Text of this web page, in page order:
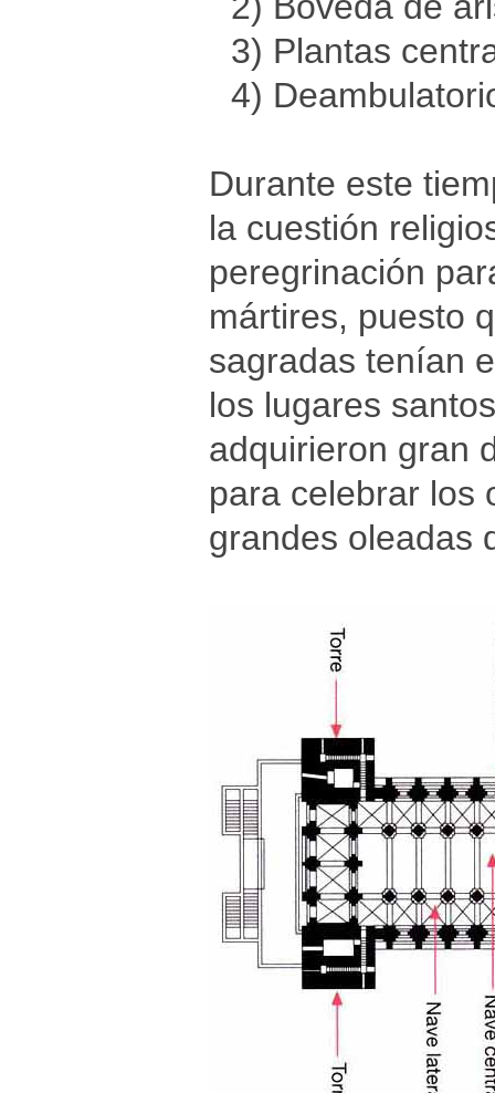
3) Plantas
4)
Durante este
la cuestión
peregrinación
mártires, puesto
sagradas tenían
los lugares
adquirieron gran
para celebrar los
grandes oleadas